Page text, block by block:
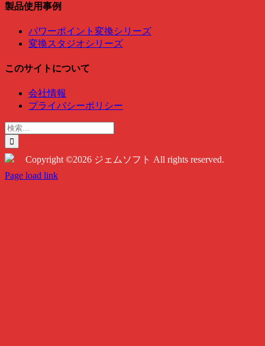
製品使用事例
パワーポイント変換シリーズ
変換スタジオシリーズ
このサイトについて
会社情報
プライバシーポリシー
検
索
…
Copyright ©2026 ジェムソフト All rights reserved.
Twitter
Instagram
Facebook
Page load link